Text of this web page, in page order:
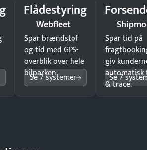
Flådestyring
Webfleet
Spar brændstof
og tid med GPS-
overblik over hele
bilparken.
Se 7 systemer
Spar tid på
giv
automatisk
& trace.
Se 7